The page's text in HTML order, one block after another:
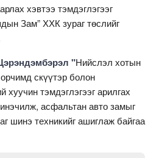
хэвтээ тэмдэглэгээг
Зам” ХХК зураг төслийг
"Нийслэл хотын
скүүтэр болон
тэмдэглэгээг арилгах
асфальтан авто замыг
шинэ техникийг ашиглаж байгаа